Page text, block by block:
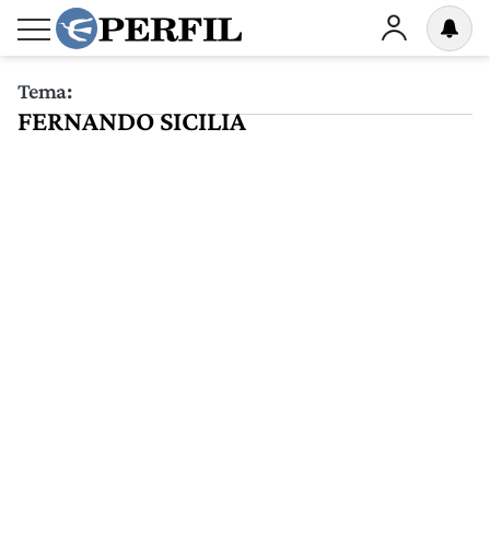
Tema:
FERNANDO SICILIA